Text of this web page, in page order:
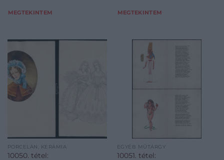
landscape. Oil on canvas,
MEGTEKINTEM MEGTEKINTEM
PORCELÁN, KERÁMIA
10050. tétel:
EGYÉB MŰTÁRGY
10051. tétel: